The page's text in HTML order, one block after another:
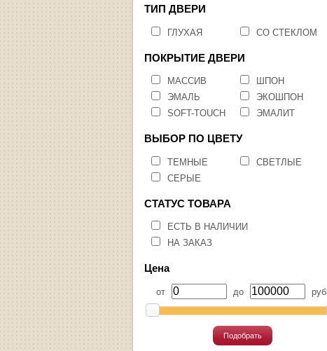
ТИП ДВЕРИ
ГЛУХАЯ СО СТЕКЛОМ
ПОКРЫТИЕ ДВЕРИ
МАССИВ
ШПОН
ЭМАЛЬ
ЭКОШПОН
SOFT-TOUCH
ЭМАЛИТ
ВЫБОР ПО ЦВЕТУ
ТЕМНЫЕ
СВЕТЛЫЕ
СЕРЫЕ
СТАТУС ТОВАРА
ЕСТЬ В НАЛИЧИИ
НА ЗАКАЗ
Цена
от до руб.
Подобрать